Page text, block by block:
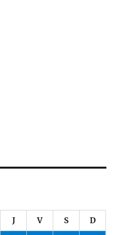
J V S D